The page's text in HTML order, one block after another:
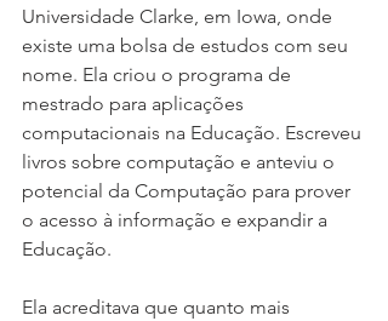
Universidade Clarke, em Iowa, onde
existe uma bolsa de estudos com seu
nome. Ela criou o programa de
mestrado para aplicações
computacionais na Educação. Escreveu
livros sobre computação e anteviu o
potencial da Computação para prover
o acesso à informação e expandir a
Educação.
Ela acreditava que quanto mais